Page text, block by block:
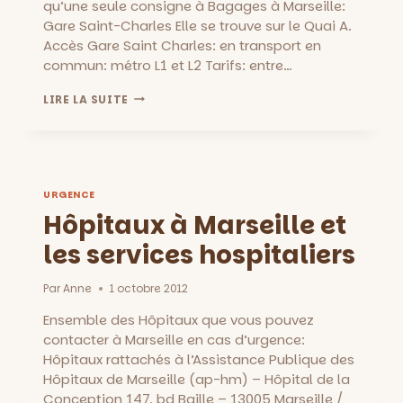
qu’une seule consigne à Bagages à Marseille:
Gare Saint-Charles Elle se trouve sur le Quai A.
Accès Gare Saint Charles: en transport en
commun: métro L1 et L2 Tarifs: entre…
LIRE LA SUITE CONSIGNE
URGENCE
Hôpitaux à Marseille et
les services hospitaliers
ParAnne 1 octobre 2012
Ensemble des Hôpitaux que vous pouvez
contacter à Marseille en cas d’urgence:
Hôpitaux rattachés à l’Assistance Publique des
Hôpitaux de Marseille (ap-hm) – Hôpital de la
Conception 147, bd Baille – 13005 Marseille /